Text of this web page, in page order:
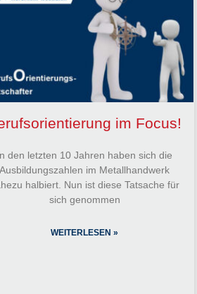
im Focus!
den letzten 10 Jahren haben sich die
Ausbildungszahlen im Metallhandwerk
halbiert. Nun ist diese Tatsache für
sich genommen
WEITERLESEN »